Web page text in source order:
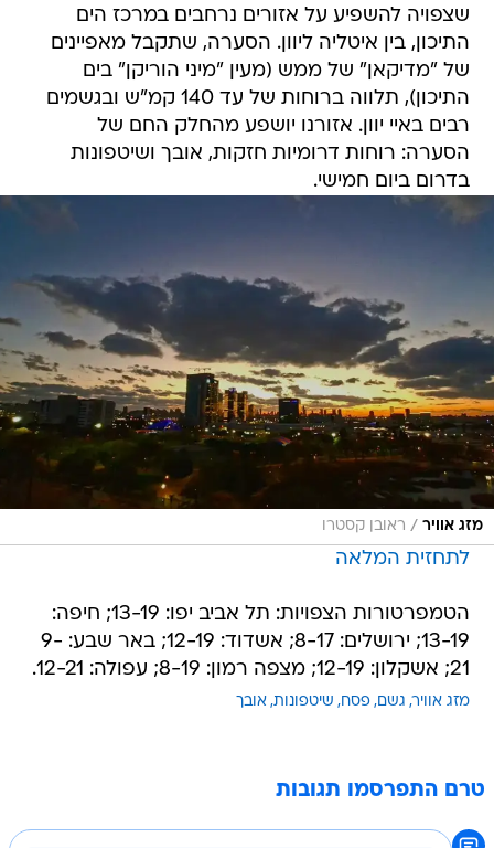
שצפויה להשפיע על אזורים נרחבים במרכז הים
התיכון, בין איטליה ליוון. הסערה, שתקבל מאפיינים
של "מדיקאן" של ממש (מעין "מיני הוריקן" בים
התיכון), תלווה ברוחות של עד 140 קמ"ש ובגשמים
רבים באיי יוון. אזורנו יושפע מהחלק החם של
הסערה: רוחות דרומיות חזקות, אובך ושיטפונות
בדרום ביום חמישי.
מזג אוויר / ראובן קסטרו
לתחזית המלאה
הטמפרטורות הצפויות: תל אביב יפו: 13-19; חיפה:
13-19; ירושלים: 8-17; אשדוד: 12-19; באר שבע: 9-
21; אשקלון: 12-19; מצפה רמון: 8-19; עפולה: 12-21.
מזג אוויר גשם פסח שיטפונות אובך
טרם התפרסמו תגובות